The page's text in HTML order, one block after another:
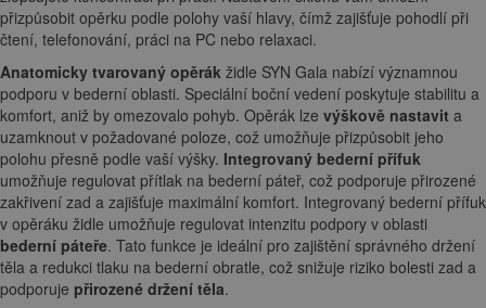
přizpůsobit opěrku podle polohy vaší hlavy, čímž zajišťuje pohodlí při
čtení, telefonování, práci na PC nebo relaxaci.
Anatomicky tvarovaný opěrák židle SYN Gala nabízí významnou
podporu v bederní oblasti. Speciální boční vedení poskytuje stabilitu a
komfort, aniž by omezovalo pohyb. Opěrák lze výškově nastavit a
uzamknout v požadované poloze, což umožňuje přizpůsobit jeho
polohu přesně podle vaší výšky. Integrovaný bederní přífuk
umožňuje regulovat přítlak na bederní páteř, což podporuje přirozené
zakřivení zad a zajišťuje maximální komfort. Integrovaný bederní přífuk
v opěráku židle umožňuje regulovat intenzitu podpory v oblasti
bederní páteře. Tato funkce je ideální pro zajištění správného držení
těla a redukci tlaku na bederní obratle, což snižuje riziko bolesti zad a
podporuje přirozené držení těla.